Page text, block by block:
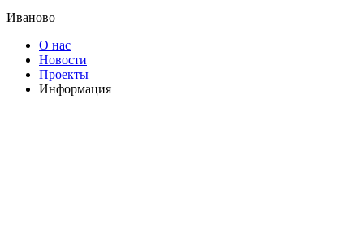
Иваново
О нас
Новости
Проекты
Информация